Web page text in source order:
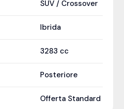
SUV / Crossover
Ibrida
3283 cc
Posteriore
Offerta Standard